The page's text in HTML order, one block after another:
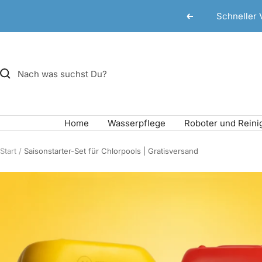
Inhalt
Zurück Schneller
Home Wasserpflege Roboter und
Start Saisonstarter-Set für Chlorpools | Gratisversand